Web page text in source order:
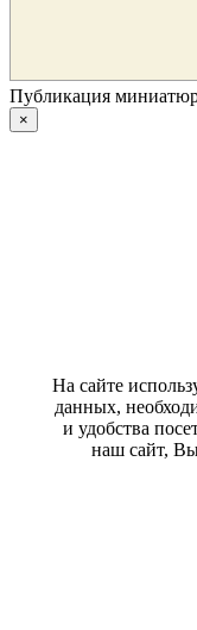
Публикация
×
На сайте
данных,
и удобства
наш сайт, Вы